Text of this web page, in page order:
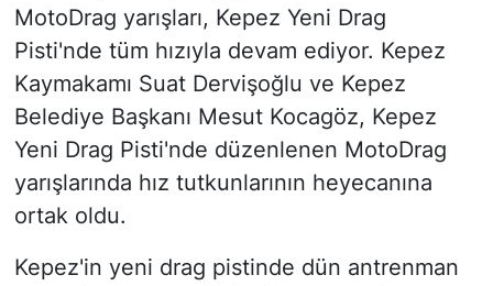
MotoDrag yarışları, Kepez Yeni Drag
Pisti'nde tüm hızıyla devam ediyor. Kepez
Kaymakamı Suat Dervişoğlu ve Kepez
Belediye Başkanı Mesut Kocagöz, Kepez
Yeni Drag Pisti'nde düzenlenen MotoDrag
yarışlarında hız tutkunlarının heyecanına
ortak oldu.
Kepez'in yeni drag pistinde dün antrenman